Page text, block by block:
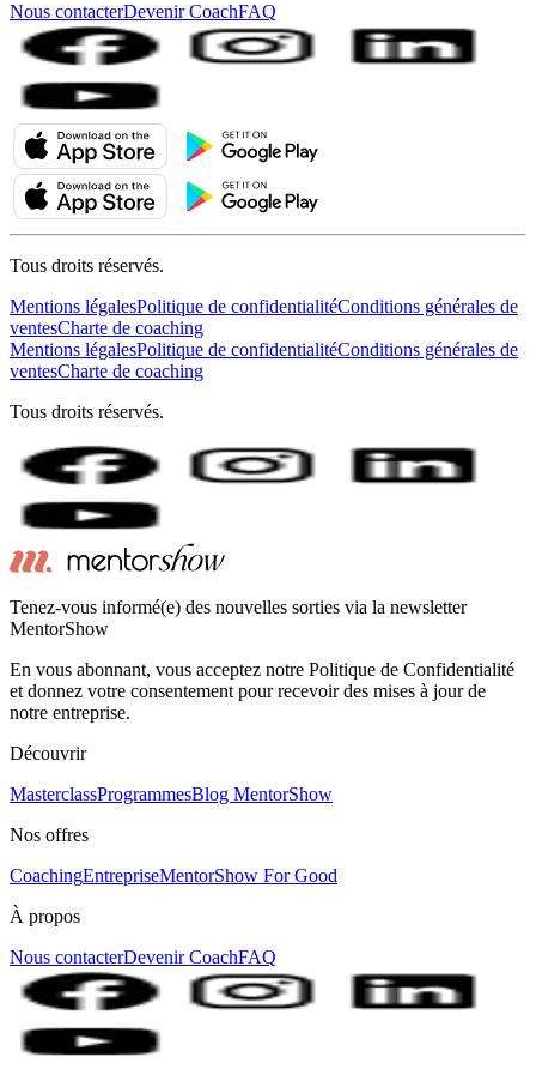
Nous contacterDevenir CoachFAQ
Tous droits réservés.
Mentions légalesPolitique de confidentialitéConditions générales de
ventesCharte de coaching
Mentions légalesPolitique de confidentialitéConditions générales de
ventesCharte de coaching
Tous droits réservés.
Tenez-vous informé(e) des nouvelles sorties via la newsletter
MentorShow
En vous abonnant, vous acceptez notre Politique de Confidentialité
et donnez votre consentement pour recevoir des mises à jour de
notre entreprise.
Découvrir
MasterclassProgrammesBlog MentorShow
Nos offres
CoachingEntrepriseMentorShow For Good
À propos
Nous contacterDevenir CoachFAQ